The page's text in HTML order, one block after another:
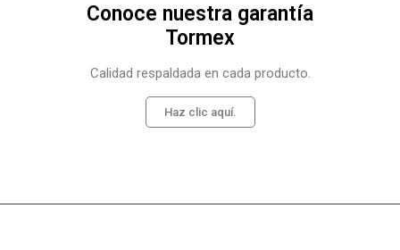
Conoce nuestra garantía
Tormex
Calidad respaldada en cada producto.
Haz clic aquí.